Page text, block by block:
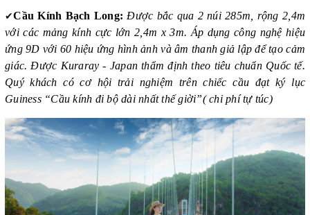
✔Cầu Kính Bạch Long: Được bắc qua 2 núi 285m, rộng 2,4m
với các mảng kính cực lớn 2,4m x 3m. Áp dụng công nghệ hiệu
ứng 9D với 60 hiệu ứng hình ảnh và âm thanh giả lập để tạo cảm
giác. Được Kuraray - Japan thẩm định theo tiêu chuẩn Quốc tế.
Quý khách có cơ hội trải nghiệm trên chiếc cầu đạt ký lục
Guiness “Cầu kính đi bộ dài nhất thế giời”( chi phí tự túc)